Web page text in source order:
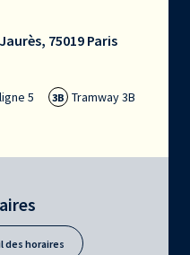
75019 Paris
5 3B Tramway 3B
des horaires